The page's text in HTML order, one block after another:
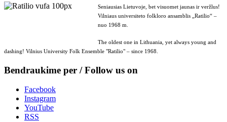
Seniausias Lietuvoje, bet visuomet jaunas ir veržlus!
Vilniaus universiteto folkloro ansamblis „Ratilio“ –
nuo 1968 m.
The oldest one in Lithuania, yet always young and
dashing! Vilnius University Folk Ensemble "Ratilio" – since 1968.
Bendraukime per / Follow us on
Facebook
Instagram
YouTube
RSS